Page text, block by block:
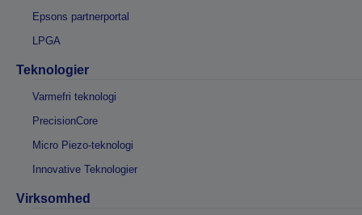
Epsons partnerportal
LPGA
Teknologier
Varmefri teknologi
PrecisionCore
Micro Piezo-teknologi
Innovative Teknologier
Virksomhed